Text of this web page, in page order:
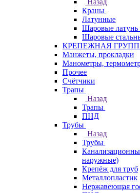
Назад
Краны
Латунные
Шаровые латунь
Шаровые
КРЕПЕЖНАЯ
Манжеты, прокладки
Манометры,
Прочее
Счётчики
Трапы
Назад
Трапы
ПНД
Трубы
Назад
Трубы
наружные)
Крепёж для труб
Металлопластик
Нержавеющая